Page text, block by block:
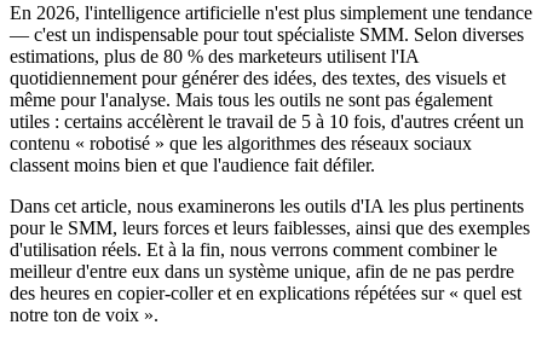
En 2026, l'intelligence artificielle n'est plus simplement une tendance
— c'est un indispensable pour tout spécialiste SMM. Selon diverses
estimations, plus de 80 % des marketeurs utilisent l'IA
quotidiennement pour générer des idées, des textes, des visuels et
même pour l'analyse. Mais tous les outils ne sont pas également
utiles : certains accélèrent le travail de 5 à 10 fois, d'autres créent un
contenu « robotisé » que les algorithmes des réseaux sociaux
classent moins bien et que l'audience fait défiler.
Dans cet article, nous examinerons les outils d'IA les plus pertinents
pour le SMM, leurs forces et leurs faiblesses, ainsi que des exemples
d'utilisation réels. Et à la fin, nous verrons comment combiner le
meilleur d'entre eux dans un système unique, afin de ne pas perdre
des heures en copier-coller et en explications répétées sur « quel est
notre ton de voix ».